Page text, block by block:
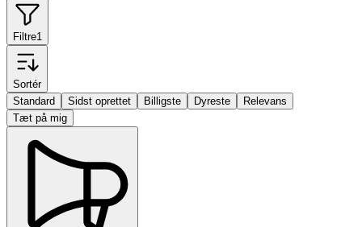
Filtre1
Sortér
Standard
Sidst oprettet Billigste Dyreste
Relevans
Tæt på mig